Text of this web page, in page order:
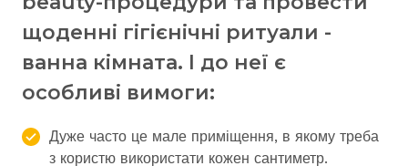
щоденні гігієнічні ритуали -
ванна кімната. І до неї є
особливі вимоги:
Дуже часто це мале приміщення, в якому треба
з користю використати кожен сантиметр.